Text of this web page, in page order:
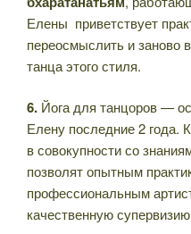
Елены приветствует
переосмыслить и заново
танца этого стиля.
6. Йога для танцоров —
Елену последние 2 года.
в совокупности со
позволят опытным
профессиональным
качественную